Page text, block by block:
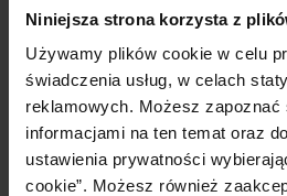
Niniejsza strona korzysta z
Używamy plików cookie w celu
świadczenia usług, w celach
reklamowych. Możesz zapoznać
informacjami na ten temat oraz
ustawienia prywatności
cookie”. Możesz również
Szczegóły
Skład i wymiary
Opinie